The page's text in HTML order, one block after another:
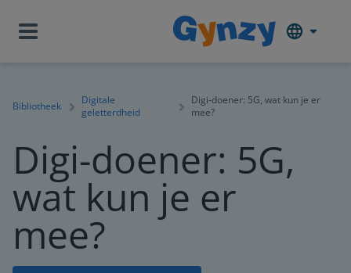
Bibliotheek
Digitale
geletterdheid
Digi-doener: 5G, wat kun je er
mee?
Digi-doener: 5G,
wat kun je er
mee?